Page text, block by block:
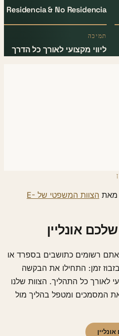
Residencia & No Residencia
תמיכה
ליווי מקצועי לאורך כל הדרך
הצוות המשפטי של E-
אונליין
רשומים כתושבים בספרד או
זמן: התחילו את הבקשה
כל התהליך. הצוות שלנו
ומטפל בהליך מול